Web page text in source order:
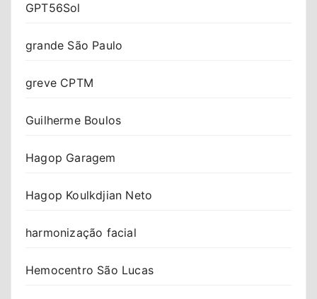
GPT56Sol
grande São Paulo
greve CPTM
Guilherme Boulos
Hagop Garagem
Hagop Koulkdjian Neto
harmonização facial
Hemocentro São Lucas